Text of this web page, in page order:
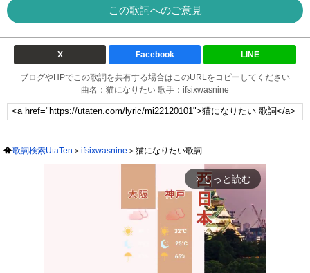
この歌詞へのご意見
X Facebook LINE
ブログやHPでこの歌詞を共有する場合はこのURLをコピーしてください
曲名：猫になりたい 歌手：ifsixwasnine
歌詞検索UtaTen ifsixwasnine 猫になりたい歌詞
arrow_forward_ios もっと読む